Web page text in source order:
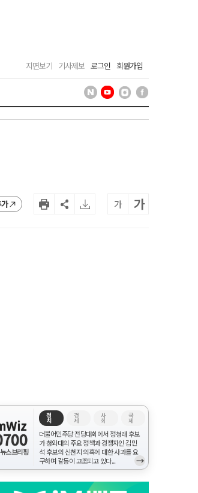
지면보기 기사제보 로그인 회원가입
가 가
스브리핑
정
치
경
제
사
회
국
제
더불어민주당 전당대회에서 정청래 후보
가 청와대의 주요 정책과 경쟁자인 김민
석 후보의 신천지 의혹에 대한 사과를 요
구하며 갈등이 고조되고 있다...
→